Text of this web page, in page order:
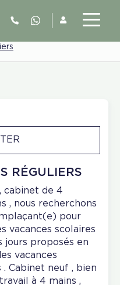
RÉGULIERS
cabinet de 4
, nous recherchons
pour
vacances scolaires
jours proposés en
vacances
. Cabinet neuf , bien
à 4 mains ,